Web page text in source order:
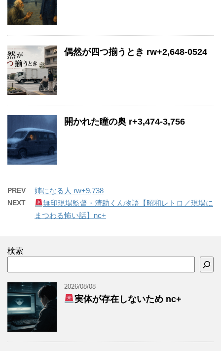
偶然が四つ揃うとき rw+2,648-0524
開かれた瞳の奥 r+3,474-3,756
PREV 姉になる人 rw+9,738
NEXT
無印現場監督・清助くん物語【昭和レトロ／現場に
まつわる怖い話】nc+
検索
2026/08/08
実体が存在しないため nc+